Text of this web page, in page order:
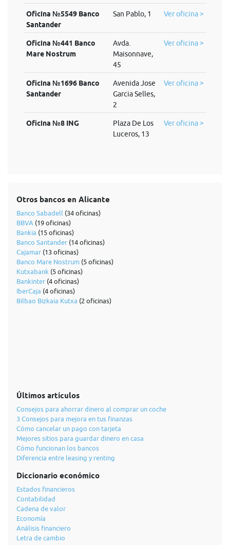
Oficina №5549 Banco
Santander
San Pablo, 1 Ver oficina >
Oficina №441 Banco
Mare Nostrum
Avda.
Maisonnave,
45
Ver oficina >
Oficina №1696 Banco
Santander
Avenida Jose
Garcia Selles,
2
Ver oficina >
Oficina №8 ING
Plaza De Los
Luceros, 13
Ver oficina >
Otros bancos en Alicante
Banco Sabadell (34 oficinas)
BBVA (19 oficinas)
Bankia (15 oficinas)
Banco Santander (14 oficinas)
Cajamar (13 oficinas)
Banco Mare Nostrum (5 oficinas)
Kutxabank (5 oficinas)
Bankinter (4 oficinas)
IberCaja (4 oficinas)
Bilbao Bizkaia Kutxa (2 oficinas)
Últimos artículos
Consejos para ahorrar dinero al comprar un coche
3 Consejos para mejora en tus finanzas
Cómo cancelar un pago con tarjeta
Mejores sitios para guardar dinero en casa
Cómo funcionan los bancos
Diferencia entre leasing y renting
Diccionario económico
Estados financieros
Contabilidad
Cadena de valor
Economía
Análisis financiero
Letra de cambio